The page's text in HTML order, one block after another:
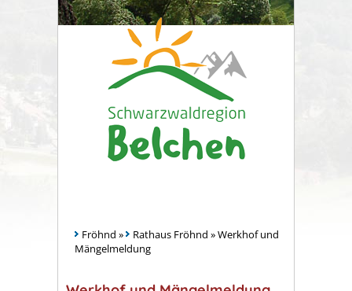
Fröhnd » Rathaus Fröhnd »Werkhof und
Mängelmeldung